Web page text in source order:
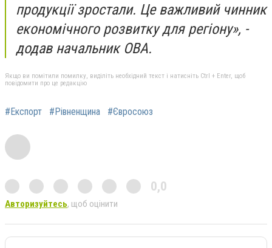
продукції зростали. Це важливий чинник
економічного розвитку для регіону», -
додав начальник ОВА.
Якщо ви помітили помилку, виділіть необхідний текст і натисніть Ctrl + Enter, щоб
повідомити про це редакцію
#Експорт #Рівненщина #Євросоюз
0,0
Авторизуйтесь, щоб оцінити